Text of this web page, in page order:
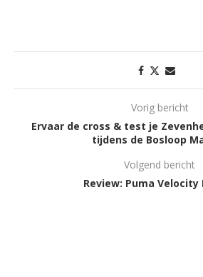
Vorig bericht
Ervaar de cross & test je
tijdens de Bosloop
Volgend bericht
Review: Puma Velocity